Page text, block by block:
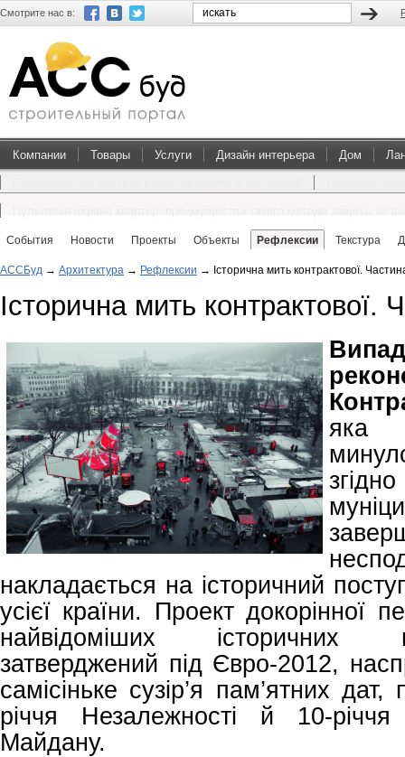
Смотрите нас в:
Компании Товары Услуги Дизайн интерьера Дом
События Новости Проекты Объекты Рефлексии Текстура
АССБуд → Архитектура → Рефлексии → Історична мить контрактової.
Історична мить контрактової.
яка
накладається на історичний
усієї країни. Проект докорінної
найвідоміших історичних
затверджений під Євро-2012,
самісіньке сузір’я пам’ятних
річчя Незалежності й 10-річчя
Майдану.